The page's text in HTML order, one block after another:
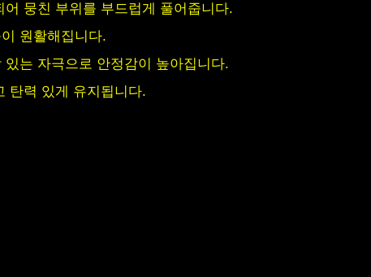
뭉친 부위를 부드럽게 풀어줍니다.
원활해집니다.
는 자극으로 안정감이 높아집니다.
탄력 있게 유지됩니다.